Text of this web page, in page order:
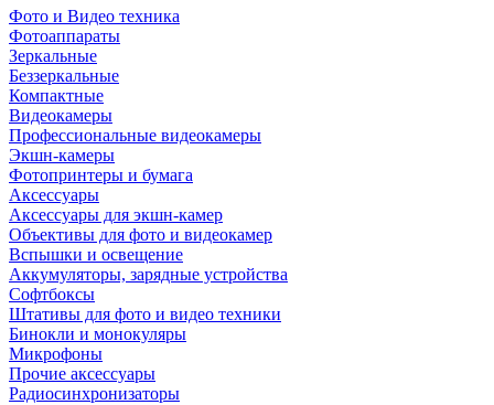
Фото и Видео техника
Фотоаппараты
Зеркальные
Беззеркальные
Компактные
Видеокамеры
Профессиональные видеокамеры
Экшн-камеры
Фотопринтеры и бумага
Аксессуары
Аксессуары для экшн-камер
Объективы для фото и видеокамер
Вспышки и освещение
Аккумуляторы, зарядные устройства
Софтбоксы
Штативы для фото и видео техники
Бинокли и монокуляры
Микрофоны
Прочие аксессуары
Радиосинхронизаторы